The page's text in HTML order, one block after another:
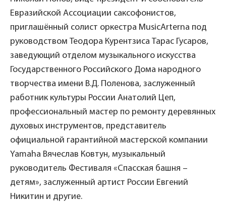
Евразийской Ассоциации саксофонистов,
приглашённый солист оркестра MusicArterna под
руководством Теодора Курентзиса Тарас Гусаров,
заведующий отделом музыкального искусства
Государственного Российского Дома народного
творчества имени В.Д. Поленова, заслуженный
работник культуры России Анатолий Цеп,
профессиональный мастер по ремонту деревянных
духовых инструментов, представитель
официальной гарантийной мастерской компании
Yamaha Вячеслав Ковтун, музыкальный
руководитель Фестиваля «Спасская башня –
детям», заслуженный артист России Евгений
Никитин и другие.